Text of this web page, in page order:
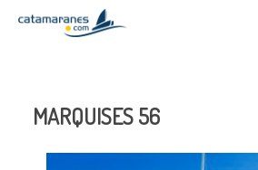
MARQUISES 56